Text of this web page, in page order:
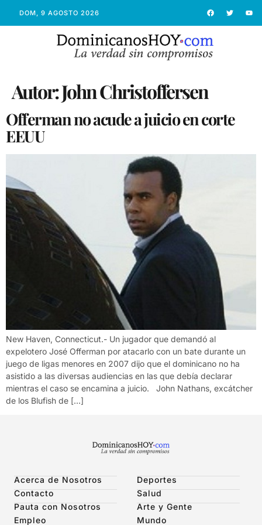
DOM, 9 AGOSTO 2026
Autor:John Christoffersen
Offerman no acude a juicio en corte
EEUU
New Haven, Connecticut.- Un jugador que demandó al
expelotero José Offerman por atacarlo con un bate durante un
juego de ligas menores en 2007 dijo que el dominicano no ha
asistido a las diversas audiencias en las que debía declarar
mientras el caso se encamina a juicio. John Nathans, excátcher
de los Blufish de […]
Acerca de Nosotros
Contacto
Pauta con Nosotros
Empleo
Deportes
Salud
Arte y Gente
Mundo